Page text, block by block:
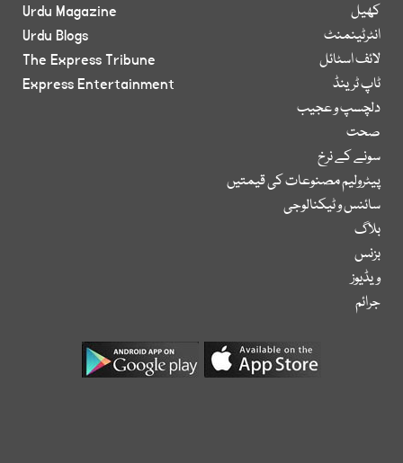
کھیل
انٹرٹینمنٹ
لائف اسٹائل
ٹاپ ٹرینڈ
دلچسپ و عجیب
صحت
سونے کے نرخ
پیٹرولیم مصنوعات کی قیمتیں
سائنس و ٹیکنالوجی
بلاگ
بزنس
ویڈیوز
جرائم
Urdu Magazine
Urdu Blogs
The Express Tribune
Express Entertainment